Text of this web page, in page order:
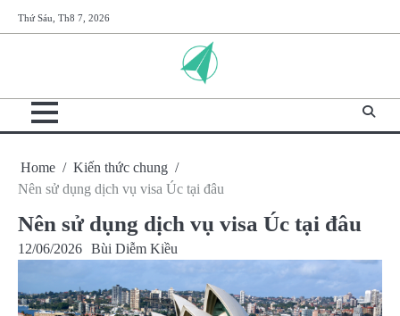
to
Thứ Sáu, Th8 7, 2026
Home
Kiến thức chung
Nên sử dụng dịch vụ visa Úc tại đâu
Nên sử dụng dịch vụ visa Úc tại đâu
12/06/2026 Bùi Diễm Kiều